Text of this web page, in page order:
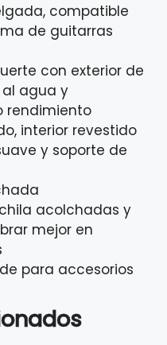
compatible
de guitarras
con exterior de
agua y
rendimiento
interior revestido
y soporte de
acolchadas y
mejor en
para accesorios